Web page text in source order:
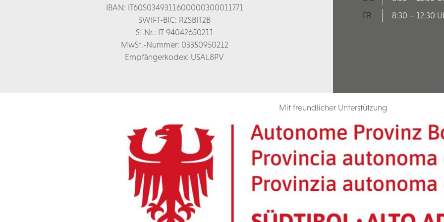
IBAN: IT60S0349311600000300011771
SWIFT-BIC: RZSBIT2B
St.Nr.: IT 94042650211
MwSt.-Nummer: 03350950212
Empfängerkodex: USAL8PV
FR
8:30 – 12:30
Mit freundlicher Unterstützung